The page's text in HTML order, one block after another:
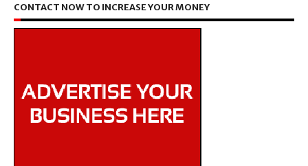
CONTACT NOW TO INCREASE YOUR MONEY